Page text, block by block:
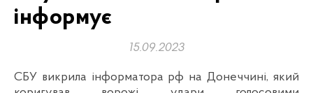
інформує
15.09.2023
СБУ викрила інформатора рф на Донеччині, який